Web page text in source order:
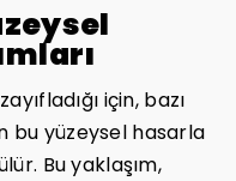
için, bazı
bu yüzeysel hasarla
Bu yaklaşım,